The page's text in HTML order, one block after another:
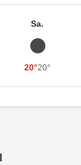
Sa.
20°20°